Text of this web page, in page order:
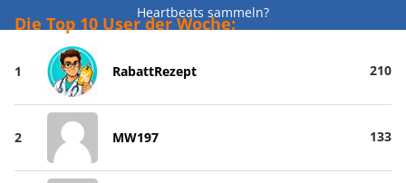
Heartbeats sammeln?
Die Top 10 User der Woche:
1 RabattRezept 210
2 MW197 133